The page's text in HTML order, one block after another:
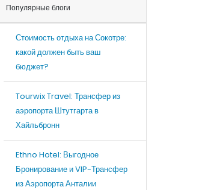
Популярные блоги
Стоимость отдыха на Сокотре:
какой должен быть ваш
бюджет?
Tourwix Travel: Трансфер из
аэропорта Штутгарта в
Хайльбронн
Ethno Hotel: Выгодное
Бронирование и VIP-Трансфер
из Аэропорта Анталии